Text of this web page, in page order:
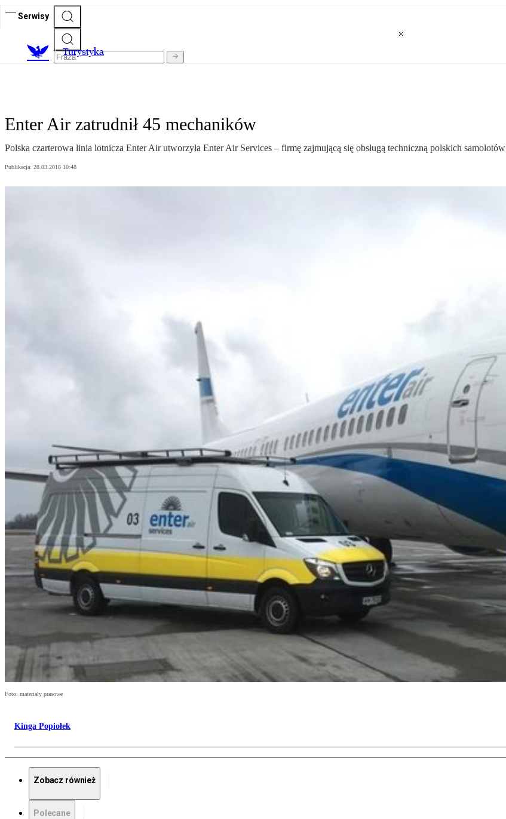
Serwisy
Turystyka
Enter Air zatrudnił 45 mechaników
Polska czarterowa linia lotnicza Enter Air utworzyła Enter Air Services – firmę zajmującą się obsługą techniczną polskich samolotów
Publikacja: 28.03.2018 10:48
Foto: materiały prasowe
Kinga Popiołek
Zobacz również
Polecane